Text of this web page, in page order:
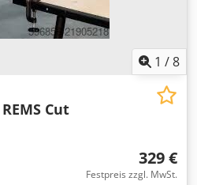
1 /8
REMS Cut
329 €
Festpreis zzgl. MwSt.